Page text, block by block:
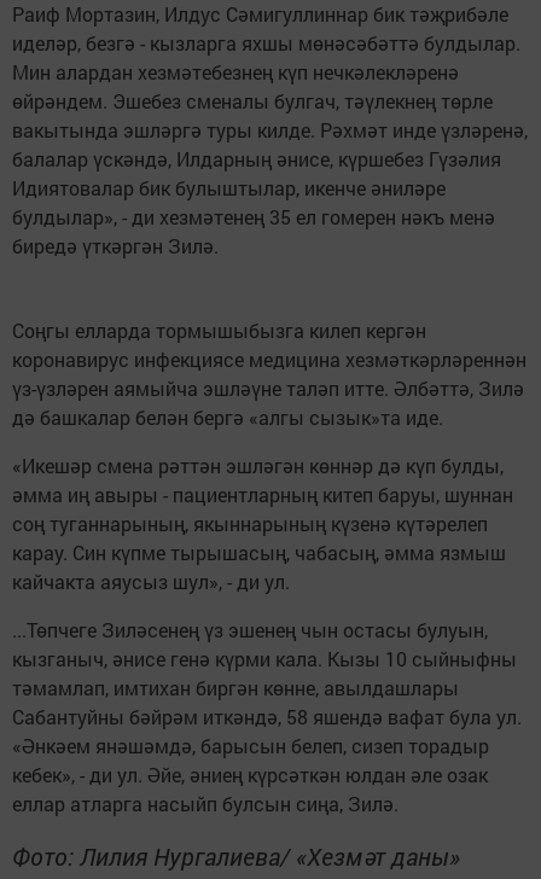
Раиф Мортазин, Илдус Сәмигуллиннар бик тәҗрибәле
иделәр, безгә - кызларга яхшы мөнәсәбәттә булдылар.
Мин алардан хезмәтебезнең күп нечкәлекләренә
өйрәндем. Эшебез сменалы булгач, тәүлекнең төрле
вакытында эшләргә туры килде. Рәхмәт инде үзләренә,
балалар үскәндә, Илдарның әнисе, күршебез Гүзәлия
Идиятовалар бик булыштылар, икенче әниләре
булдылар», - ди хезмәтенең 35 ел гомерен нәкъ менә
биредә үткәргән Зилә.
Соңгы елларда тормышыбызга килеп кергән
коронавирус инфекциясе медицина хезмәткәрләреннән
үз-үзләрен аямыйча эшләүне таләп итте. Әлбәттә, Зилә
дә башкалар белән бергә «алгы сызык»та иде.
«Икешәр смена рәттән эшләгән көннәр дә күп булды,
әмма иң авыры - пациентларның китеп баруы, шуннан
соң туганнарының, якыннарының күзенә күтәрелеп
карау. Син күпме тырышасың, чабасың, әмма язмыш
кайчакта аяусыз шул», - ди ул.
...Төпчеге Зиләсенең үз эшенең чын остасы булуын,
кызганыч, әнисе генә күрми кала. Кызы 10 сыйныфны
тәмамлап, имтихан биргән көнне, авылдашлары
Сабантуйны бәйрәм иткәндә, 58 яшендә вафат була ул.
«Әнкәем янәшәмдә, барысын белеп, сизеп торадыр
кебек», - ди ул. Әйе, әниең күрсәткән юлдан әле озак
еллар атларга насыйп булсын сиңа, Зилә.
Фото: Лилия Нургалиева/ «Хезмәт даны»